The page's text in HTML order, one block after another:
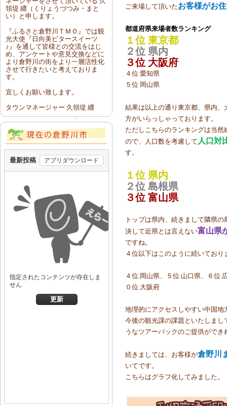
領堤 纒（くりょうづつみ・まと
い）と申します。
『ふるさと倉野川ＴＭＯ』では観
光大使『日向美ビタースイーツ
♪』を通して皆様との交流をはじ
め、アンケートや意見交換などに
より倉野川の街をより一層活性化
させて行きたいと考えておりま
す。
宜しくお願い致します。
タウンマネージャー 久領堤 纒
ご来場して頂いたお客様がお
都道府県来場者数ランキング
１位 東京都
２位 県内
３位 大阪府
４位 愛知県
５位 岡山県
結果は以上の通り東京都、県内、
方がいらっしゃっております。
ただしこちらのランキングは当
ので、人口数を考慮して 人口対
す。
１位 県内
２位 島根県
３位 富山県
トップは県内、続きまして隣県
決して近県とは言えない富山県
ですね。
４位以下はこのように続いており
４位.岡山県、５位.山口県、６位.
０位.大阪府
地理的にアクセスしやすい中国
今後の観光課の課題といたしま
うなツアーパックのご提供がで
続きましては、お客様が倉野川
いてです。
こちらはグラフ化してみました。